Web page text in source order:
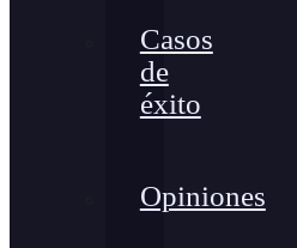
Casos
de
éxito
Opiniones